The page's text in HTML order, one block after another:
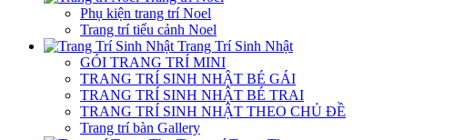
Phụ kiện trang trí Noel
Trang trí tiểu cảnh Noel
Trang Trí Sinh Nhật
GÓI TRANG TRÍ MINI
TRANG TRÍ SINH NHẬT BÉ GÁI
TRANG TRÍ SINH NHẬT BÉ TRAI
TRANG TRÍ SINH NHẬT THEO CHỦ ĐỀ
Trang trí bàn Gallery